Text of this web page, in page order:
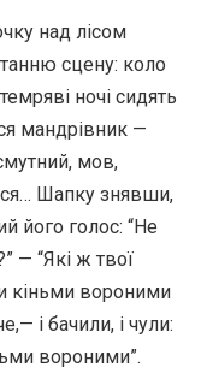
над лісом
сцену: коло
ночі сидять
мандрівник —
мов,
Шапку знявши,
його голос: “Не
— “Які ж твої
кіньми вороними
і бачили, і чули:
вороними”.